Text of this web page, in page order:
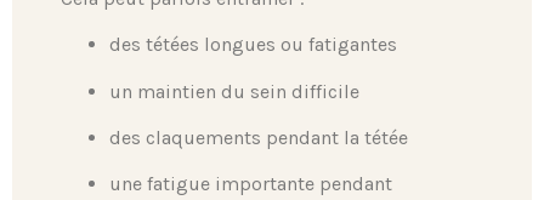
des tétées longues ou fatigantes
un maintien du sein difficile
des claquements pendant la tétée
une fatigue importante pendant